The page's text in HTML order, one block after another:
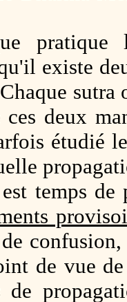
existe
deux
étudié
temps de
de vue
de